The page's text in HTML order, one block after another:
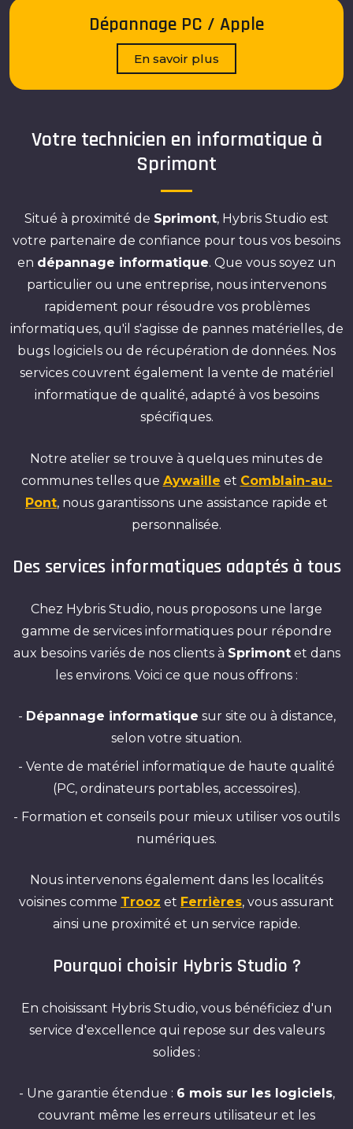
Dépannage PC / Apple
En savoir plus
Votre technicien en informatique à
Sprimont
Situé à proximité de Sprimont, Hybris Studio est
votre partenaire de confiance pour tous vos besoins
en dépannage informatique. Que vous soyez un
particulier ou une entreprise, nous intervenons
rapidement pour résoudre vos problèmes
informatiques, qu'il s'agisse de pannes matérielles, de
bugs logiciels ou de récupération de données. Nos
services couvrent également la vente de matériel
informatique de qualité, adapté à vos besoins
spécifiques.
Notre atelier se trouve à quelques minutes de
communes telles que Aywaille et Comblain-au-
Pont, nous garantissons une assistance rapide et
personnalisée.
Des services informatiques adaptés à tous
Chez Hybris Studio, nous proposons une large
gamme de services informatiques pour répondre
aux besoins variés de nos clients à Sprimontet dans
les environs. Voici ce que nous offrons :
- Dépannage informatique sur site ou à distance,
selon votre situation.
- Vente de matériel informatique de haute qualité
(PC, ordinateurs portables, accessoires).
- Formation et conseils pour mieux utiliser vos outils
numériques.
Nous intervenons également dans les localités
voisines comme Trooz et Ferrières, vous assurant
ainsi une proximité et un service rapide.
Pourquoi choisir Hybris Studio ?
En choisissant Hybris Studio, vous bénéficiez d'un
service d'excellence qui repose sur des valeurs
solides :
- Une garantie étendue : 6 mois sur les logiciels,
couvrant même les erreurs utilisateur et les